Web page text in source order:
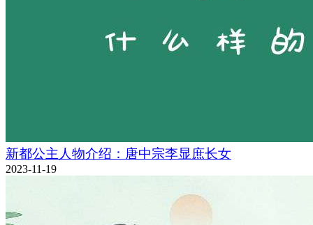
新都公主人物介绍：唐中宗李显庶长女
2023-11-19